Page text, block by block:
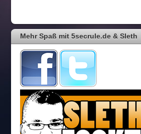
Mehr Spaß mit 5secrule.de & Sleth